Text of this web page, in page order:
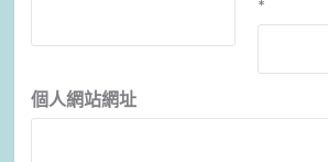
*
個人網站網址